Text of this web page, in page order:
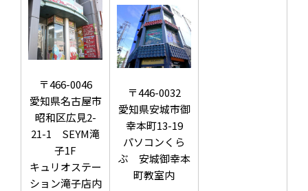
〒466-0046
愛知県名古屋市
昭和区広見2-
21-1 SEYM滝
子1F
キュリオステー
ション滝子店内
〒446-0032
愛知県安城市御
幸本町13-19
パソコンくら
ぶ 安城御幸本
町教室内